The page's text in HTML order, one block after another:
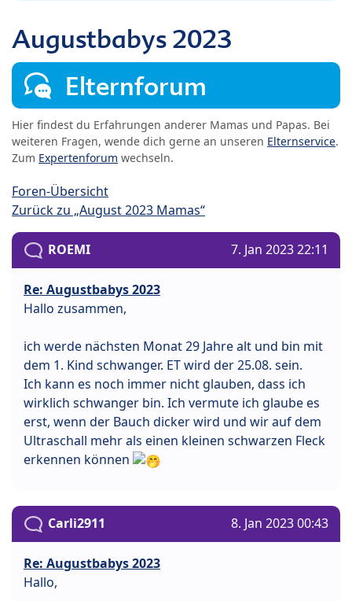
Augustbabys 2023
Elternforum
Hier findest du Erfahrungen anderer Mamas und Papas. Bei
weiteren Fragen, wende dich gerne an unseren Elternservice.
Zum Expertenforum wechseln.
Foren-Übersicht
Zurück zu „August 2023 Mamas“
ROEMI 7. Jan 2023 22:11
Re: Augustbabys 2023
Hallo zusammen,
ich werde nächsten Monat 29 Jahre alt und bin mit
dem 1. Kind schwanger. ET wird der 25.08. sein.
Ich kann es noch immer nicht glauben, dass ich
wirklich schwanger bin. Ich vermute ich glaube es
erst, wenn der Bauch dicker wird und wir auf dem
Ultraschall mehr als einen kleinen schwarzen Fleck
erkennen können
Carli2911 8. Jan 2023 00:43
Re: Augustbabys 2023
Hallo,